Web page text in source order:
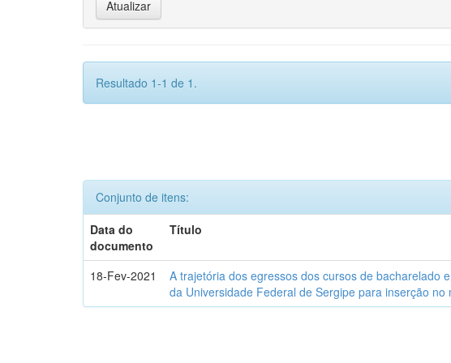
Resultado 1-1 de 1.
Conjunto de itens:
Data do
documento
Título
18-Fev-2021
A trajetória dos egressos dos cursos de bacharelado
da Universidade Federal de Sergipe para inserção no